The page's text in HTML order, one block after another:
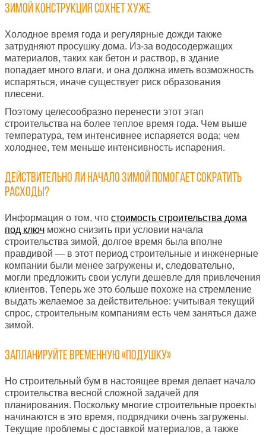
Зимой конструкция сохнет хуже
Холодное время года и регулярные дожди также
затрудняют просушку дома. Из-за водосодержащих
материалов, таких как бетон и раствор, в здание
попадает много влаги, и она должна иметь возможность
испаряться, иначе существует риск образования
плесени.
Поэтому целесообразно перенести этот этап
строительства на более теплое время года. Чем выше
температура, тем интенсивнее испаряется вода; чем
холоднее, тем меньше интенсивность испарения.
Действительно ли начало зимой помогает сократить
расходы?
Информация о том, что стоимость строительства дома
под ключ можно снизить при условии начала
строительства зимой, долгое время была вполне
правдивой — в этот период строительные и инженерные
компании были менее загружены и, следовательно,
могли предложить свои услуги дешевле для привлечения
клиентов. Теперь же это больше похоже на стремление
выдать желаемое за действительное: учитывая текущий
спрос, строительным компаниям есть чем заняться даже
зимой.
Запланируйте временную «подушку»
Но строительный бум в настоящее время делает начало
строительства весной сложной задачей для
планирования. Поскольку многие строительные проекты
начинаются в это время, подрядчики очень загружены.
Текущие проблемы с доставкой материалов, а также